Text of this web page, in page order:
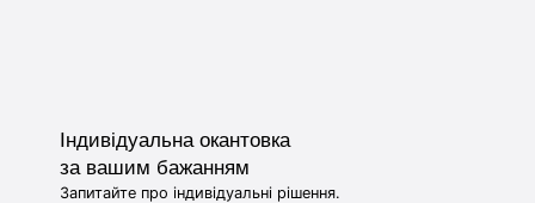
Індивідуальна окантовка
за вашим бажанням
Запитайте про індивідуальні рішення.